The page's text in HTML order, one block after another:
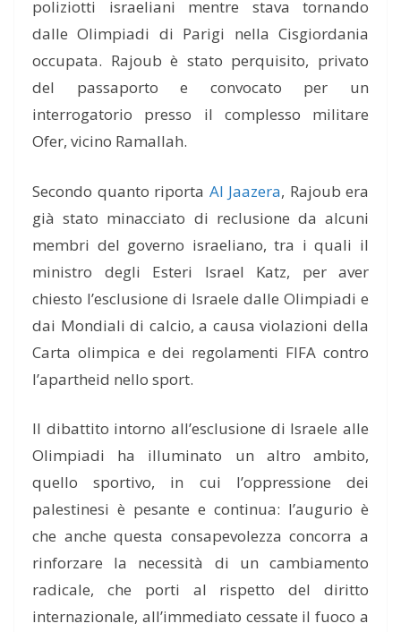
poliziotti israeliani mentre stava tornando
dalle Olimpiadi di Parigi nella Cisgiordania
occupata. Rajoub è stato perquisito, privato
del passaporto e convocato per un
interrogatorio presso il complesso militare
Ofer, vicino Ramallah.
Secondo quanto riporta Al Jaazera, Rajoub era
già stato minacciato di reclusione da alcuni
membri del governo israeliano, tra i quali il
ministro degli Esteri Israel Katz, per aver
chiesto l’esclusione di Israele dalle Olimpiadi e
dai Mondiali di calcio, a causa violazioni della
Carta olimpica e dei regolamenti FIFA contro
l’apartheid nello sport.
Il dibattito intorno all’esclusione di Israele alle
Olimpiadi ha illuminato un altro ambito,
quello sportivo, in cui l’oppressione dei
palestinesi è pesante e continua: l’augurio è
che anche questa consapevolezza concorra a
rinforzare la necessità di un cambiamento
radicale, che porti al rispetto del diritto
internazionale, all’immediato cessate il fuoco a